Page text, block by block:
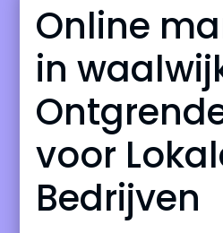
Online
in
voor
Bedrijven